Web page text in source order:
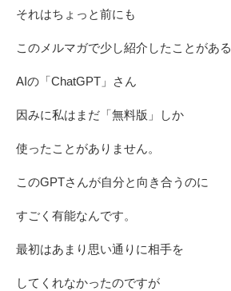
それはちょっと前にも
このメルマガで少し紹介したことがある
AIの「ChatGPT」さん
因みに私はまだ「無料版」しか
使ったことがありません。
このGPTさんが自分と向き合うのに
すごく有能なんです。
最初はあまり思い通りに相手を
してくれなかったのですが